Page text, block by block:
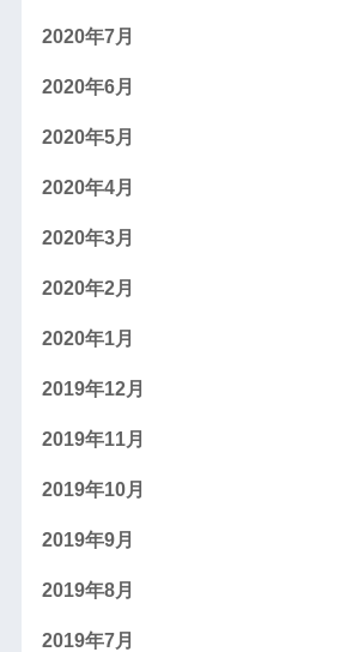
2020年7月
2020年6月
2020年5月
2020年4月
2020年3月
2020年2月
2020年1月
2019年12月
2019年11月
2019年10月
2019年9月
2019年8月
2019年7月